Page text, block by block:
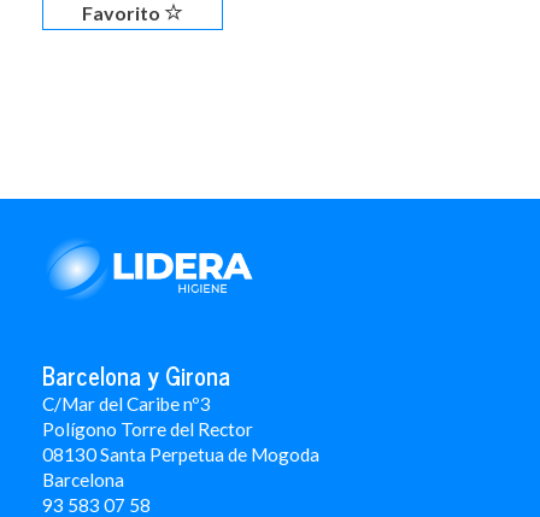
Favorito
Barcelona y Girona
C/Mar del Caribe nº3
Polígono Torre del Rector
08130 Santa Perpetua de Mogoda
Barcelona
93 583 07 58